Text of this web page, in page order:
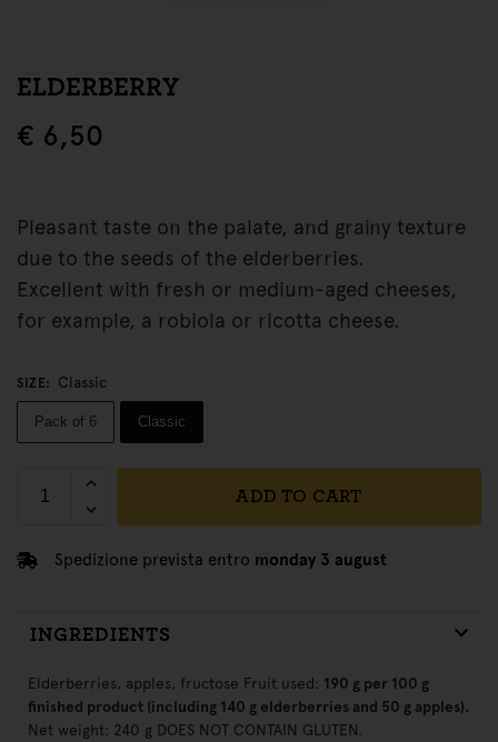
ELDERBERRY
€ 6,50
Pleasant taste on the palate, and grainy texture
due to the seeds of the elderberries.
Excellent with fresh or medium-aged cheeses,
for example, a robiola or ricotta cheese.
SIZE: Classic
Pack of 6 Classic
ADD TO CART
Spedizione prevista entro monday 3 august
INGREDIENTS
Elderberries, apples, fructose Fruit used: 190 g per 100 g
finished product (including 140 g elderberries and 50 g apples).
Net weight: 240 g DOES NOT CONTAIN GLUTEN.